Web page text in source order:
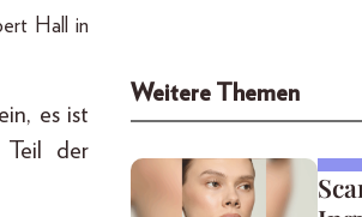
Hall in
es ist
Teil der
Weitere Themen